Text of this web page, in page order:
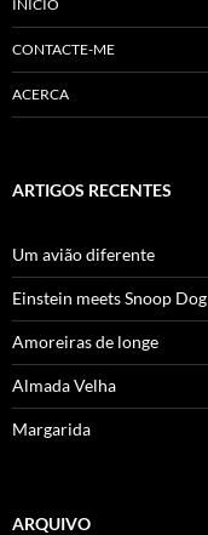
INÍCIO
CONTACTE-ME
ACERCA
ARTIGOS RECENTES
Um avião diferente
Einstein meets Snoop Dog
Amoreiras de longe
Almada Velha
Margarida
ARQUIVO